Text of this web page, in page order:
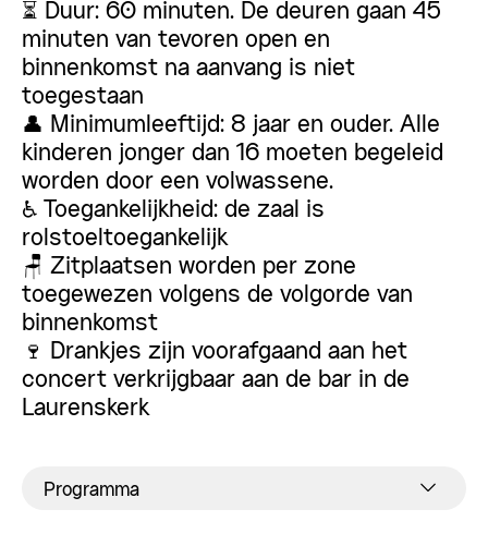
⏳ Duur: 60 minuten. De deuren gaan 45
minuten van tevoren open en
binnenkomst na aanvang is niet
toegestaan
👤 Minimumleeftijd: 8 jaar en ouder. Alle
kinderen jonger dan 16 moeten begeleid
worden door een volwassene.
♿ Toegankelijkheid: de zaal is
rolstoeltoegankelijk
🪑 Zitplaatsen worden per zone
toegewezen volgens de volgorde van
binnenkomst
🍷 Drankjes zijn voorafgaand aan het
concert verkrijgbaar aan de bar in de
Laurenskerk
Programma